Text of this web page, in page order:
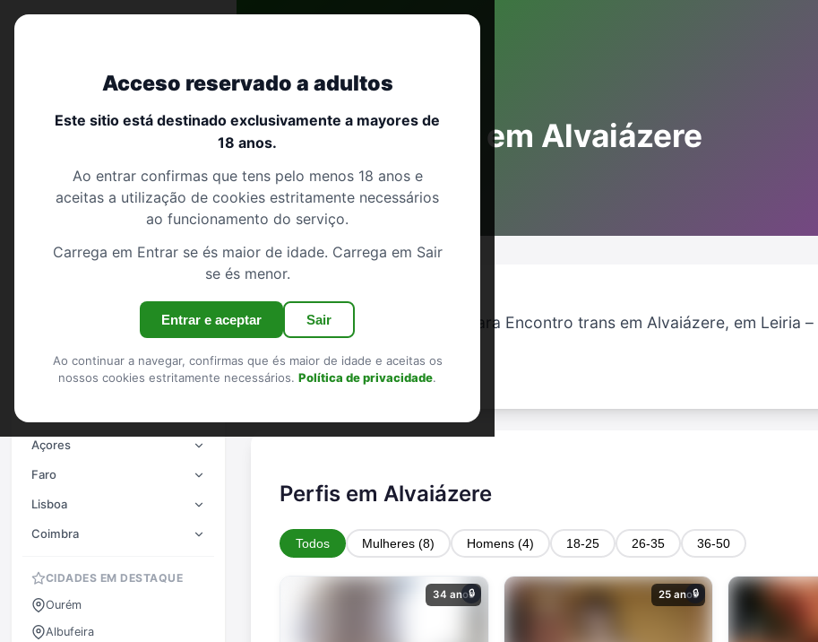
Acceso reservado a adultos
Este sitio está destinado exclusivamente a mayores de
18 anos.
Ao entrar confirmas que tens pelo menos 18 anos e
aceitas a utilização de cookies estritamente necessários
ao funcionamento do serviço.
Carrega em Entrar se és maior de idade. Carrega em Sair
se és menor.
Entrar e aceptar Sair
Ao continuar a navegar, confirmas que és maior de idade e aceitas os
nossos cookies estritamente necessários. Política de privacidade.
Registo
Santarém
Aveiro
Açores
Faro
Lisboa
Coimbra
CIDADES EM DESTAQUE
Ourém
Albufeira
Encontro trans em Alvaiázere
Leiria 18 perfis
O teu ponto de encontro para Encontro trans em Alvaiázere, em Leiria
Perfis em Alvaiázere
Todos Mulheres (8) Homens (4) 18-25 26-35 36-50
34 anos
🔒 25 anos
🔒